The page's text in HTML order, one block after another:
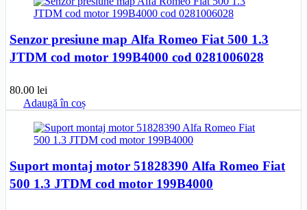
Senzor presiune map Alfa Romeo Fiat 500 1.3
JTDM cod motor 199B4000 cod 0281006028
80.00 lei
Adaugă în coș
Suport montaj motor 51828390 Alfa Romeo Fiat
500 1.3 JTDM cod motor 199B4000